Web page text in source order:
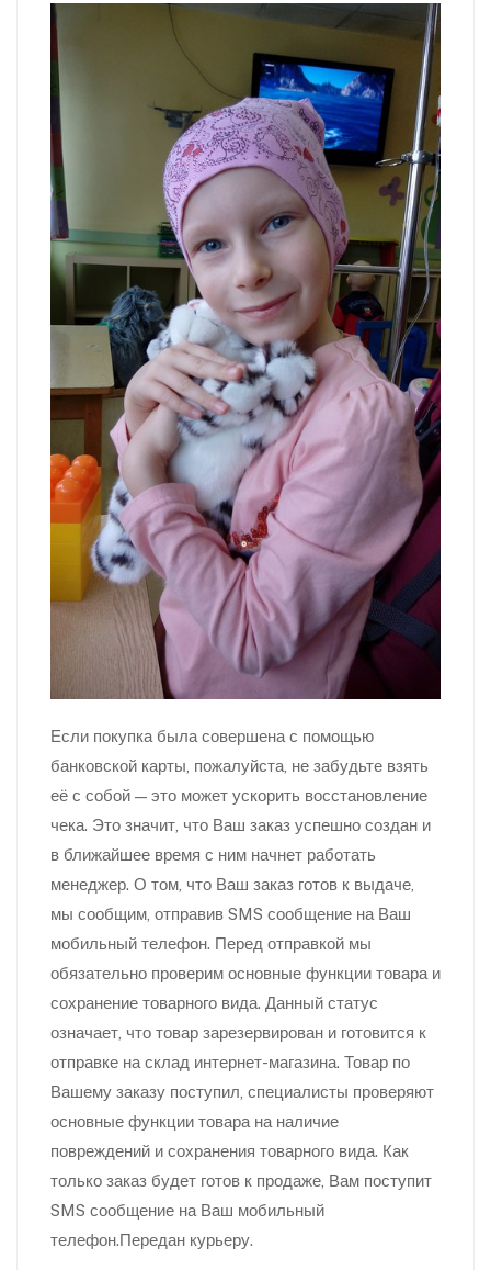
Если покупка была совершена с помощью
банковской карты, пожалуйста, не забудьте взять
её с собой — это может ускорить восстановление
чека. Это значит, что Ваш заказ успешно создан и
в ближайшее время с ним начнет работать
менеджер. О том, что Ваш заказ готов к выдаче,
мы сообщим, отправив SMS сообщение на Ваш
мобильный телефон. Перед отправкой мы
обязательно проверим основные функции товара и
сохранение товарного вида. Данный статус
означает, что товар зарезервирован и готовится к
отправке на склад интернет-магазина. Товар по
Вашему заказу поступил, специалисты проверяют
основные функции товара на наличие
повреждений и сохранения товарного вида. Как
только заказ будет готов к продаже, Вам поступит
SMS сообщение на Ваш мобильный
телефон.Передан курьеру.